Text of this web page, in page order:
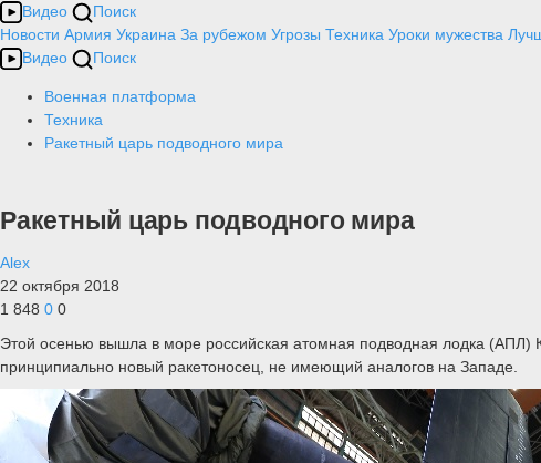
Видео
Поиск
Новости Армия Украина За рубежом Угрозы Техника Уроки мужества
Видео
Поиск
Военная платформа
Техника
Ракетный царь подводного мира
Ракетный царь подводного мира
Alex
22 октября 2018
1 848 0 0
Этой осенью вышла в море российская атомная подводная лодка (АПЛ)
принципиально новый ракетоносец, не имеющий аналогов на Западе.